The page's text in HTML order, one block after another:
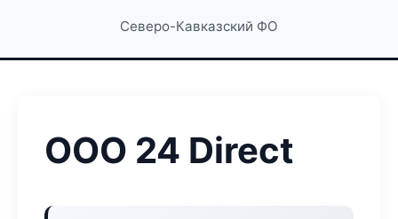
Северо-Кавказский ФО
ООО 24 Direct